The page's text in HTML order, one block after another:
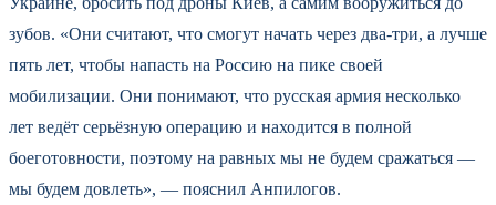
зубов. «Они считают, что смогут начать через два-три, а лучше
пять лет, чтобы напасть на Россию на пике своей
мобилизации. Они понимают, что русская армия несколько
лет ведёт серьёзную операцию и находится в полной
боеготовности, поэтому на равных мы не будем сражаться —
мы будем довлеть», — пояснил Анпилогов.